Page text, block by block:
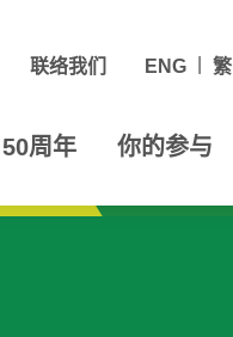
联络我们 ENG 繁
50周年 你的参与